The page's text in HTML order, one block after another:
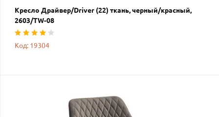
Кресло Драйвер/Driver (22) ткань, черный/красный,
2603/TW-08
Код: 19304